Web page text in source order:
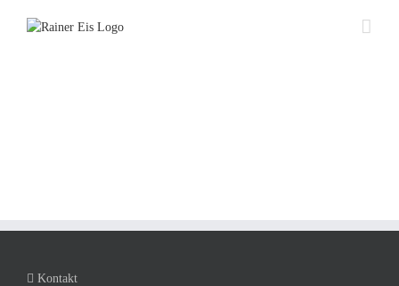
Inhalt
Kontakt